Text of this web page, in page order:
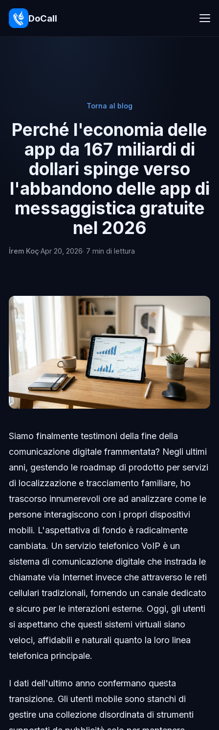
DoCall
Torna al blog
Perché l'economia delle
app da 167 miliardi di
dollari spinge verso
l'abbandono delle app di
messaggistica gratuite
nel 2026
İrem Koç·Apr 20, 2026· 7 min di lettura
Siamo finalmente testimoni della fine della
comunicazione digitale frammentata? Negli ultimi
anni, gestendo le roadmap di prodotto per servizi
di localizzazione e tracciamento familiare, ho
trascorso innumerevoli ore ad analizzare come le
persone interagiscono con i propri dispositivi
mobili. L'aspettativa di fondo è radicalmente
cambiata. Un servizio telefonico VoIP è un
sistema di comunicazione digitale che instrada le
chiamate via Internet invece che attraverso le reti
cellulari tradizionali, fornendo un canale dedicato
e sicuro per le interazioni esterne. Oggi, gli utenti
si aspettano che questi sistemi virtuali siano
veloci, affidabili e naturali quanto la loro linea
telefonica principale.
I dati dell'ultimo anno confermano questa
transizione. Gli utenti mobile sono stanchi di
gestire una collezione disordinata di strumenti